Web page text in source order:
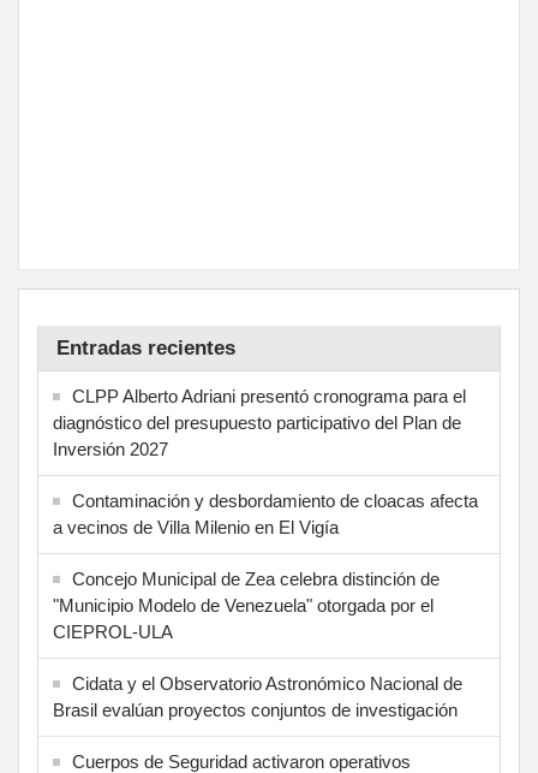
Entradas recientes
CLPP Alberto Adriani presentó cronograma para el
diagnóstico del presupuesto participativo del Plan de
Inversión 2027
Contaminación y desbordamiento de cloacas afecta
a vecinos de Villa Milenio en El Vigía
Concejo Municipal de Zea celebra distinción de
"Municipio Modelo de Venezuela" otorgada por el
CIEPROL-ULA
Cidata y el Observatorio Astronómico Nacional de
Brasil evalúan proyectos conjuntos de investigación
Cuerpos de Seguridad activaron operativos